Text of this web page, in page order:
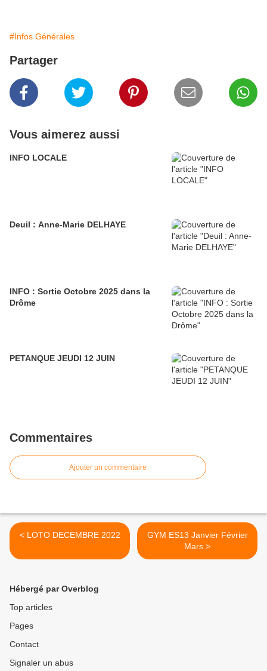
#Infos Générales
Partager
Vous aimerez aussi
INFO LOCALE
Deuil : Anne-Marie DELHAYE
INFO : Sortie Octobre 2025 dans la
Drôme
PETANQUE JEUDI 12 JUIN
Commentaires
Ajouter un commentaire
< LOTO DECEMBRE 2022
GYM ES13 Janvier Février
Mars >
Hébergé par Overblog
Top articles
Pages
Contact
Signaler un abus